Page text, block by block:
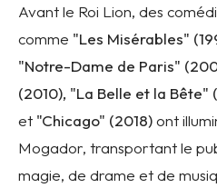
Avant le Roi Lion, des
comme "Les Misérables"
"Notre-Dame de Paris"
(2010), "La Belle et la Bête"
et "Chicago" (2018)ont
Mogador, transportant le
magie, de drame et de